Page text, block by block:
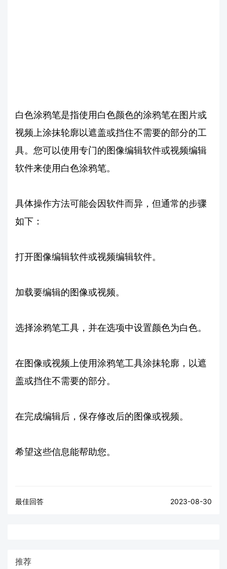
白色涂鸦笔是指使用白色颜色的涂鸦笔在图片或
视频上涂抹轮廓以遮盖或挡住不需要的部分的工
具。您可以使用专门的图像编辑软件或视频编辑
软件来使用白色涂鸦笔。
具体操作方法可能会因软件而异，但通常的步骤
如下：
打开图像编辑软件或视频编辑软件。
加载要编辑的图像或视频。
选择涂鸦笔工具，并在选项中设置颜色为白色。
在图像或视频上使用涂鸦笔工具涂抹轮廓，以遮
盖或挡住不需要的部分。
在完成编辑后，保存修改后的图像或视频。
希望这些信息能帮助您。
最佳回答 2023-08-30
推荐